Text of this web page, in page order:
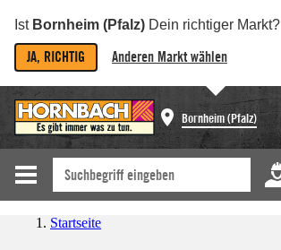
Ist Bornheim (Pfalz) Dein richtiger Markt?
JA, RICHTIG Anderen Markt wählen
Bornheim (Pfalz)
Startseite